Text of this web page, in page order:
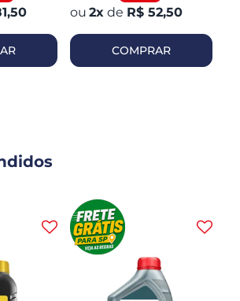
2x de R$ 52,50
COMPRAR